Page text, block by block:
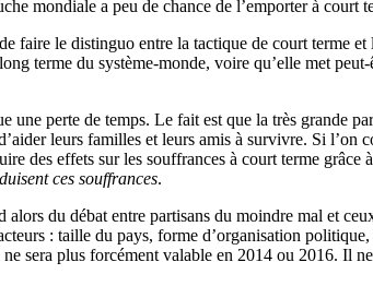
mondiale a peu de chance de l’emporter à court
faire le distinguo entre la tactique de court terme
terme du système-monde, voire qu’elle met
perte de temps. Le fait est que la très grande
leurs familles et leurs amis à survivre. Si l’on
des effets sur les souffrances à court terme
ces souffrances.
du débat entre partisans du moindre mal et
: taille du pays, forme d’organisation
sera plus forcément valable en 2014 ou 2016. Il